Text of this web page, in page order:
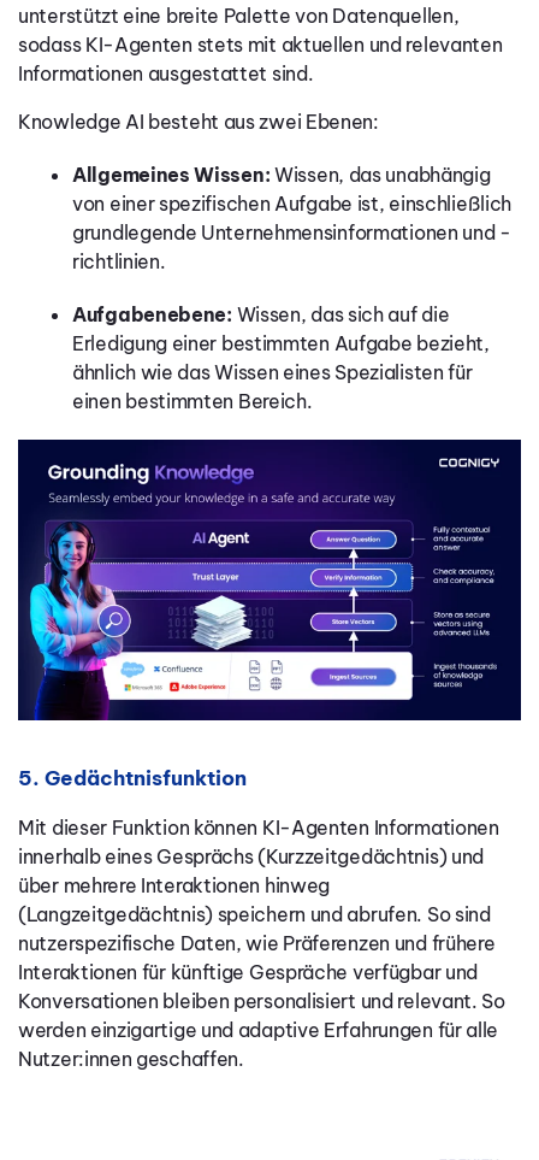
unterstützt eine breite Palette von Datenquellen,
sodass KI-Agenten stets mit aktuellen und relevanten
Informationen ausgestattet sind.
Knowledge AI besteht aus zwei Ebenen:
Allgemeines Wissen: Wissen, das unabhängig
von einer spezifischen Aufgabe ist, einschließlich
grundlegende Unternehmensinformationen und -
richtlinien.
Aufgabenebene: Wissen, das sich auf die
Erledigung einer bestimmten Aufgabe bezieht,
ähnlich wie das Wissen eines Spezialisten für
einen bestimmten Bereich.
5. Gedächtnisfunktion
Mit dieser Funktion können KI-Agenten Informationen
innerhalb eines Gesprächs (Kurzzeitgedächtnis) und
über mehrere Interaktionen hinweg
(Langzeitgedächtnis) speichern und abrufen. So sind
nutzerspezifische Daten, wie Präferenzen und frühere
Interaktionen für künftige Gespräche verfügbar und
Konversationen bleiben personalisiert und relevant. So
werden einzigartige und adaptive Erfahrungen für alle
Nutzer:innen geschaffen.